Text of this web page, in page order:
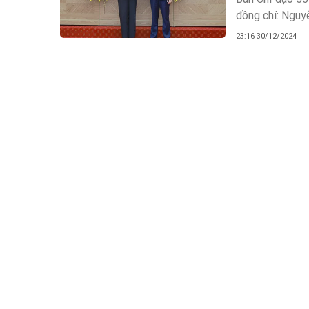
đồng chí:
giáo Tỉnh ủy;
23:16 30/12/2024